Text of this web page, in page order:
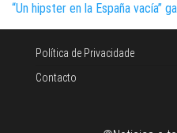
“Un hipster en la España vacía”
Política de Privacidade
Contacto